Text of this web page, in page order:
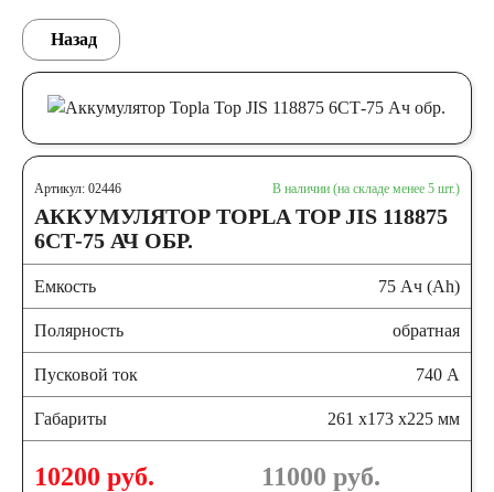
Назад
Артикул: 02446 В наличии (на складе менее 5 шт.)
АККУМУЛЯТОР TOPLA TOP JIS 118875
6СТ-75 АЧ ОБР.
Емкость 75 Ач (Ah)
Полярность обратная
Пусковой ток 740 А
Габариты 261 x173 x225 мм
10200 руб. 11000 руб.